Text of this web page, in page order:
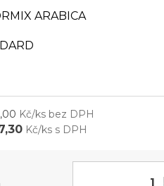
ARABICA
Kč/ks bez DPH
Kč/ks s DPH